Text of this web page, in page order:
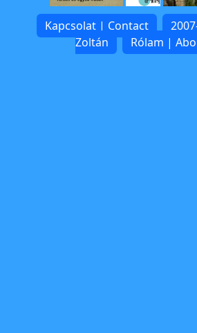
Kapcsolat | Contact
Zoltán
Rólam |